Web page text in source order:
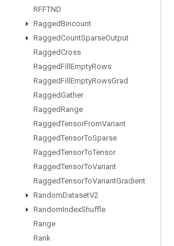
RFFTND
RaggedBincount
RaggedCountSparseOutput
RaggedCross
RaggedFill EmptyRows
RaggedFill EmptyRowsGrad
RaggedGather
RaggedRange
RaggedTensorFromVariant
RaggedTensorToSparse
RaggedTensorToTensor
RaggedTensorToVariant
RaggedTensorToVariantGradient
RandomDatasetV2
RandomIndexShuffle
Range
Rank